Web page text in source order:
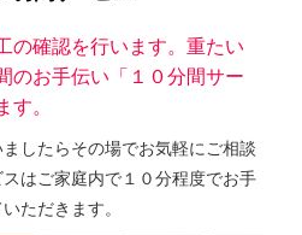
の確認を行います。重たい
のお手伝い「１０分間サー
す。
したらその場でお気軽にご相談
はご家庭内で１０分程度でお手
ただきます。